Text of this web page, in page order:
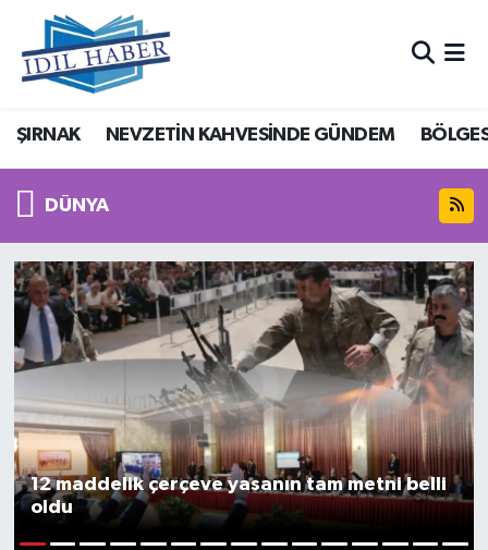
ŞIRNAK NEVZETİN KAHVESİNDE GÜNDEM
DÜNYA
12 maddelik çerçeve yasanın tam metni belli
oldu
Nöbetçi Eczaneler
Hava Durumu
Trafik Durumu
Süper Lig Puan Durumu ve Fikstür
Tüm Manşetler
Son Dakika Haberleri
Haber Arşivi